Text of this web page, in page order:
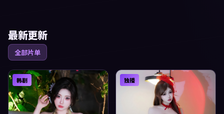
最新更新
全部片单
韩剧 独播